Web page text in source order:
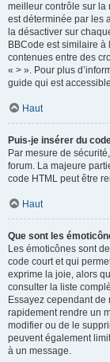
meilleur contrôle sur la
est déterminée par les
la désactiver sur
BBCode est similaire à
contenues entre des
« > ». Pour plus
guide qui est
Haut
Puis-je insérer du
Par mesure de
forum. La majeure
code HTML peut être
Haut
Que sont les
Les émoticônes sont
code court et qui
exprime la joie, alors
consulter la liste
Essayez cependant
rapidement rendre un
modifier ou de le
peuvent également
à un message.